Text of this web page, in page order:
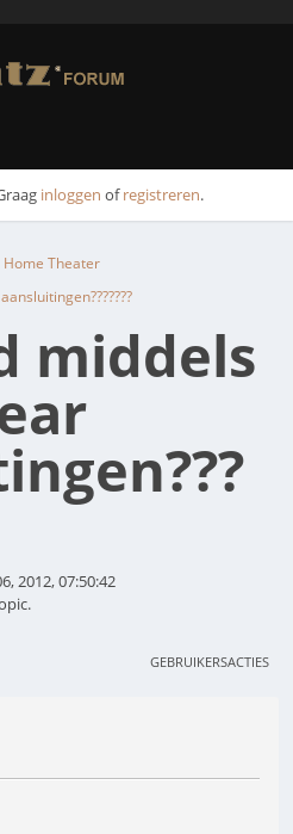
inloggen ofregistreren.
Home Theater
middels
2012, 07:50:42
GEBRUIKERSACTIES